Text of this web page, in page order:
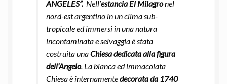
ANGELES”. Nell’estancia El Milagronel
nord-est argentino in un clima sub-
tropicale ed immersi in una natura
incontaminata e selvaggia è stata
costruita unaChiesa dedicata alla figura
dell’Angelo. La bianca ed immacolata
Chiesa è internamentedecorata da 1740